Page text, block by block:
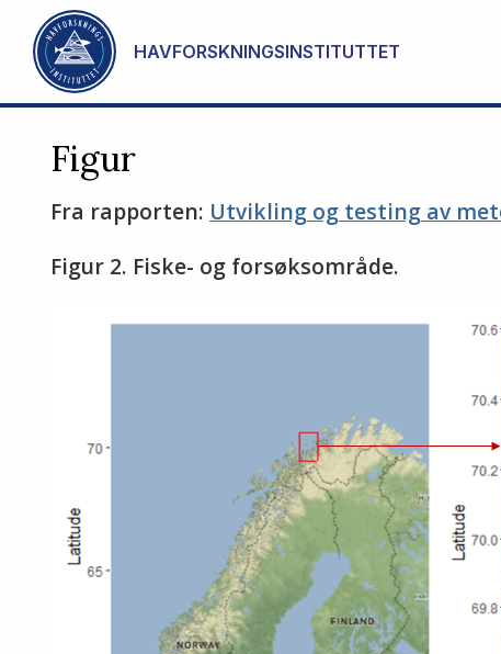
Gå til hovedinnhold
HAVFORSKNINGSINSTITUTTET
Figur
Fra rapporten: Utvikling og testing av
Figur 2. Fiske- og forsøksområde.